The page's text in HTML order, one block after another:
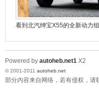
看到北汽绅宝X55的全新动力组
Powered by autoheb.net1 X2
© 2001-2011 autoheb.net
部分内容来自网络，若有侵权，